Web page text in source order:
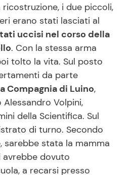
i due piccoli,
erano stati lasciati al
uccisi nel corso della
. Con la stessa arma
tolto la vita. Sul posto
da parte
Compagnia di Luino,
Volpini,
della Scientifica. Sul
di turno. Secondo
sarebbe stata la mamma
avrebbe dovuto
a recarsi presso